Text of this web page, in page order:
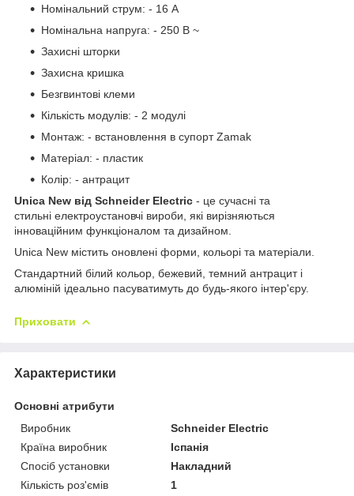
Номінальний струм: - 16 A
Номінальна напруга: - 250 В ~
Захисні шторки
Захисна кришка
Безгвинтові клеми
Кількість модулів: - 2 модулі
Монтаж: - встановлення в супорт Zamak
Матеріал: - пластик
Колір: - антрацит
Unica New від Schneider Electric - це сучасні та
стильні електроустановчі вироби, які вирізняються
інноваційним функціоналом та дизайном.
Unica New містить оновлені форми, кольорі та матеріали.
Стандартний білий кольор, бежевий, темний антрацит і
алюміній ідеально пасуватимуть до будь-якого інтер'єру.
Приховати
Характеристики
Основні атрибути
Виробник
Schneider Electric
Країна виробник
Іспанія
Спосіб установки
Накладний
Кількість роз'ємів
1